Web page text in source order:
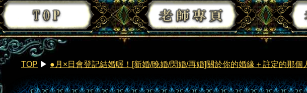
TOP ▶︎ ●月×日會登記結婚喔！[新婚/晚婚/閃婚/再婚]關於你的婚緣＋註定的那個